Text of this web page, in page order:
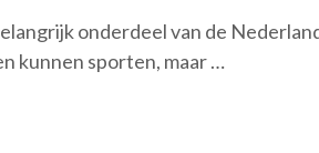
onderdeel van de
kunnen sporten, maar …